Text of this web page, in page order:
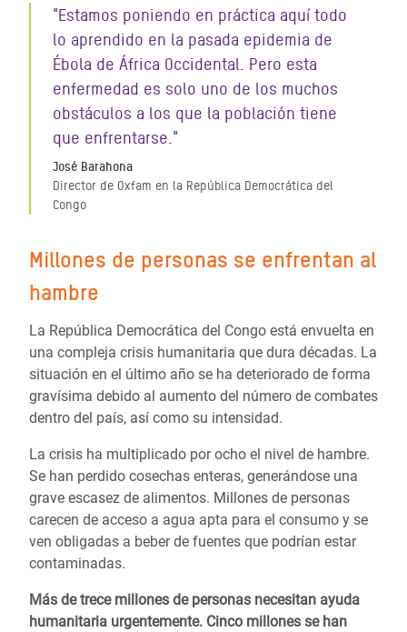
"Estamos poniendo en práctica aquí todo
lo aprendido en la pasada epidemia de
Ébola de África Occidental. Pero esta
enfermedad es solo uno de los muchos
obstáculos a los que la población tiene
que enfrentarse."
José Barahona
Director de Oxfam en la República Democrática del
Congo
Millones de personas se enfrentan al
hambre
La República Democrática del Congo está envuelta en
una compleja crisis humanitaria que dura décadas. La
situación en el último año se ha deteriorado de forma
gravísima debido al aumento del número de combates
dentro del país, así como su intensidad.
La crisis ha multiplicado por ocho el nivel de hambre.
Se han perdido cosechas enteras, generándose una
grave escasez de alimentos. Millones de personas
carecen de acceso a agua apta para el consumo y se
ven obligadas a beber de fuentes que podrían estar
contaminadas.
Más de trece millones de personas necesitan ayuda
humanitaria urgentemente. Cinco millones se han